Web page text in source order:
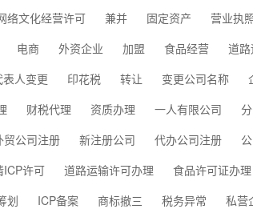
络文化经营许可 兼并 固定资产
营业执
电商 外资企业 加盟 食品经营 道
表人变更 印花税 转让 变更公司名称
财税代理 资质办理 一人有限公司
贸公司注册 新注册公司 代办公司注册
ICP许可 道路运输许可办理
食品许可证办理
划 ICP备案 商标撤三 税务异常
私营